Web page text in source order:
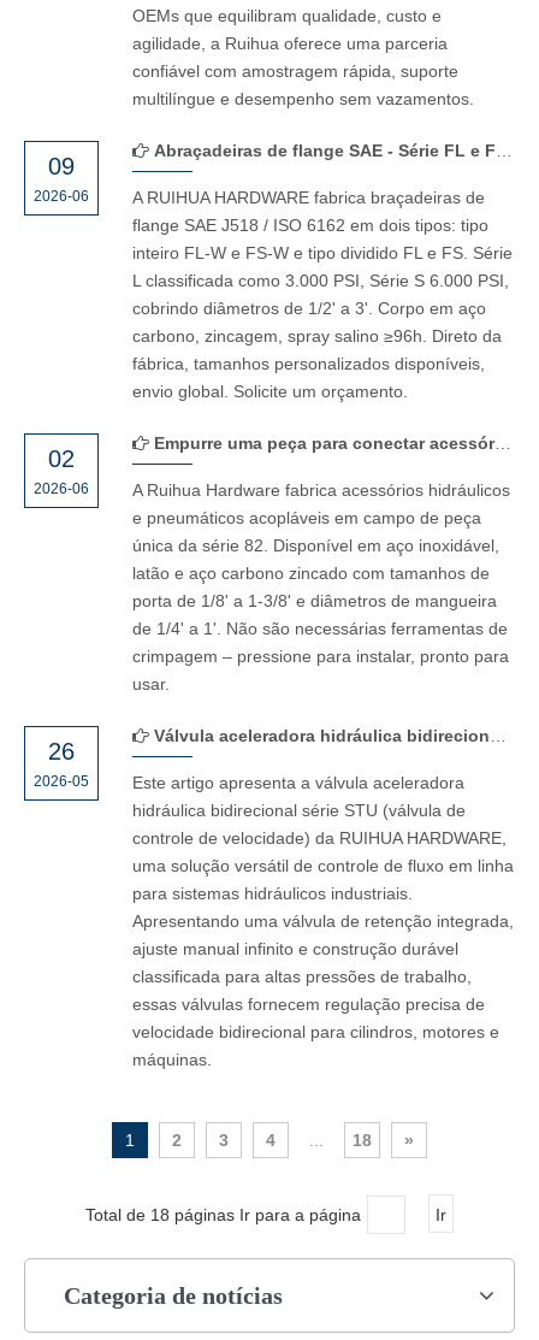
OEMs que equilibram qualidade, custo e
agilidade, a Ruihua oferece uma parceria
confiável com amostragem rápida, suporte
multilíngue e desempenho sem vazamentos.
09
2026-06
Abraçadeiras de flange SAE - Série FL e FS da RUIHUA HARDWARE
A RUIHUA HARDWARE fabrica braçadeiras de
flange SAE J518 / ISO 6162 em dois tipos: tipo
inteiro FL-W e FS-W e tipo dividido FL e FS. Série
L classificada como 3.000 PSI, Série S 6.000 PSI,
cobrindo diâmetros de 1/2' a 3'. Corpo em aço
carbono, zincagem, spray salino ≥96h. Direto da
fábrica, tamanhos personalizados disponíveis,
envio global. Solicite um orçamento.
02
2026-06
Empurre uma peça para conectar acessórios hidráulicos acopláveis ​​em campo | Hardware Ruihua
A Ruihua Hardware fabrica acessórios hidráulicos
e pneumáticos acopláveis ​​em campo de peça
única da série 82. Disponível em aço inoxidável,
latão e aço carbono zincado com tamanhos de
porta de 1/8' a 1-3/8' e diâmetros de mangueira
de 1/4' a 1'. Não são necessárias ferramentas de
crimpagem – pressione para instalar, pronto para
usar.
26
2026-05
Válvula aceleradora hidráulica bidirecional série STU: controle de velocidade de precisão para cilindros hidráulicos, motores e máquinas industriais
Este artigo apresenta a válvula aceleradora
hidráulica bidirecional série STU (válvula de
controle de velocidade) da RUIHUA HARDWARE,
uma solução versátil de controle de fluxo em linha
para sistemas hidráulicos industriais.
Apresentando uma válvula de retenção integrada,
ajuste manual infinito e construção durável
classificada para altas pressões de trabalho,
essas válvulas fornecem regulação precisa de
velocidade bidirecional para cilindros, motores e
máquinas.
1 2 3 4 18 »
Total de 18 páginas Ir para a página Ir
Categoria de notícias